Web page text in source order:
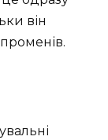
він